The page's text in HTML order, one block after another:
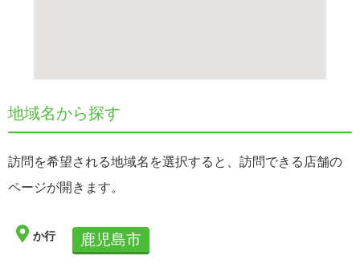
地域名から探す
訪問を希望される地域名を選択すると、訪問できる店舗の
ページが開きます。
か行 鹿児島市